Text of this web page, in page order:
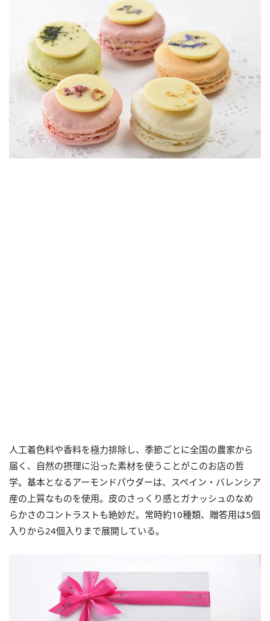
人工着色料や香料を極力排除し、季節ごとに全国の農家から
届く、自然の摂理に沿った素材を使うことがこのお店の哲
学。基本となるアーモンドパウダーは、スペイン・バレンシア
産の上質なものを使用。皮のさっくり感とガナッシュのなめ
らかさのコントラストも絶妙だ。常時約10種類、贈答用は5個
入りから24個入りまで展開している。